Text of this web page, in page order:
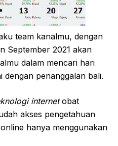
team kanalmu, dengan
September 2021 akan
dalam mencari hari
dengan penanggalan bali.
internetobat
akses pengetahuan
hanya menggunakan